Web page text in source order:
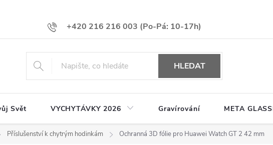
+420 216 216 003
HLEDAT
Svět VYCHYTÁVKY 2026 Gravírování META
Příslušenství k chytrým hodinkám Ochranná 3D fólie pro Huawei Watch GT 2 42 mm